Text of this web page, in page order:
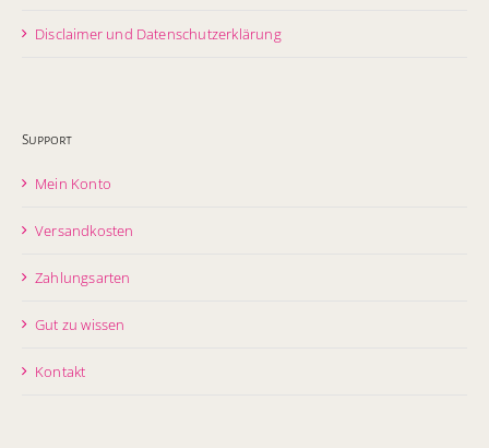
Disclaimer und Datenschutzerklärung
Support
Mein Konto
Versandkosten
Zahlungsarten
Gut zu wissen
Kontakt